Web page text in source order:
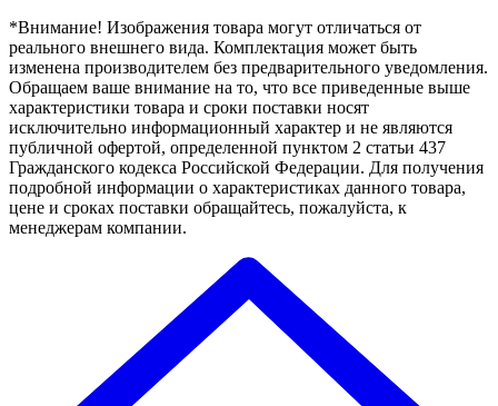
*Внимание! Изображения товара могут отличаться от
реального внешнего вида. Комплектация может быть
изменена производителем без предварительного уведомления.
Обращаем ваше внимание на то, что все приведенные выше
характеристики товара и сроки поставки носят
исключительно информационный характер и не являются
публичной офертой, определенной пунктом 2 статьи 437
Гражданского кодекса Российской Федерации. Для получения
подробной информации о характеристиках данного товара,
цене и сроках поставки обращайтесь, пожалуйста, к
менеджерам компании.